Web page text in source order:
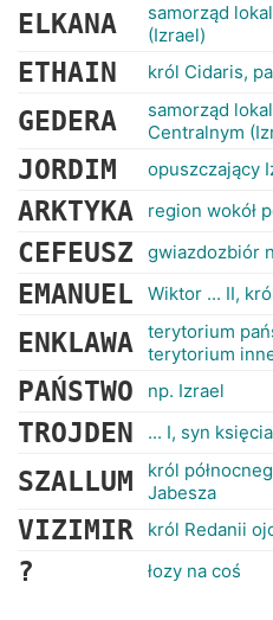
ELKANA
samorząd
(Izrael)
ETHAIN król Cidaris,
GEDERA
samorząd
Centralnym
JORDIM opuszczający
ARKTYKA region wokół
CEFEUSZ gwiazdozbiór
EMANUEL Wiktor ... II,
ENKLAWA
terytorium
terytorium
PAŃSTWO np. Izrael
TROJDEN ... I, syn
SZALLUM
król
Jabesza
VIZIMIR król Redanii
? łozy na coś